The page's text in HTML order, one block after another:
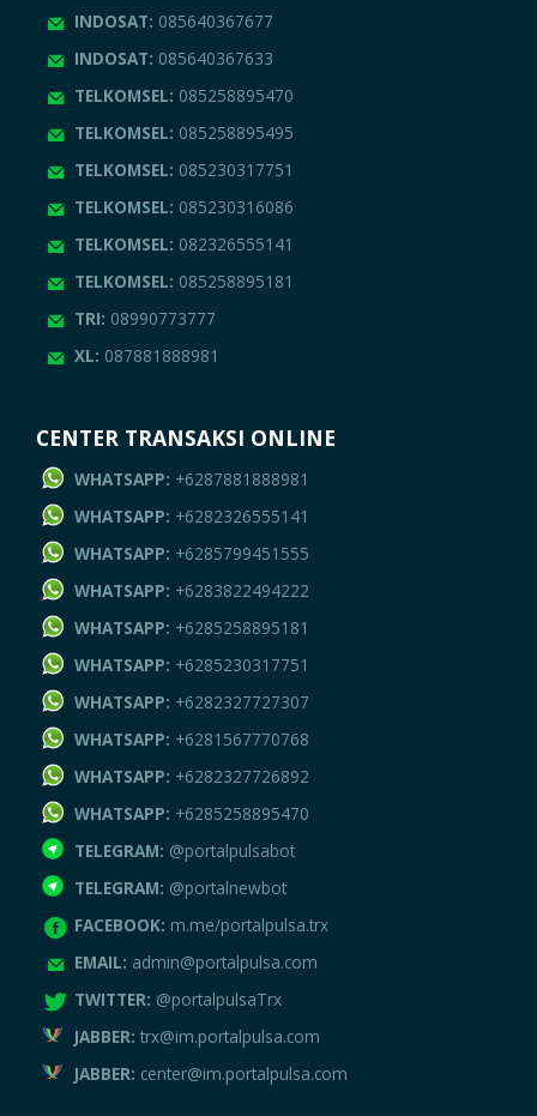
INDOSAT: 085640367677
INDOSAT: 085640367633
TELKOMSEL: 085258895470
TELKOMSEL: 085258895495
TELKOMSEL: 085230317751
TELKOMSEL: 085230316086
TELKOMSEL: 082326555141
TELKOMSEL: 085258895181
TRI: 08990773777
XL: 087881888981
CENTER TRANSAKSI ONLINE
WHATSAPP: +6287881888981
WHATSAPP: +6282326555141
WHATSAPP: +6285799451555
WHATSAPP: +6283822494222
WHATSAPP: +6285258895181
WHATSAPP: +6285230317751
WHATSAPP: +6282327727307
WHATSAPP: +6281567770768
WHATSAPP: +6282327726892
WHATSAPP: +6285258895470
TELEGRAM: @portalpulsabot
TELEGRAM: @portalnewbot
FACEBOOK: m.me/portalpulsa.trx
EMAIL: admin@portalpulsa.com
TWITTER: @portalpulsaTrx
JABBER:trx@im.portalpulsa.com
JABBER: center@im.portalpulsa.com